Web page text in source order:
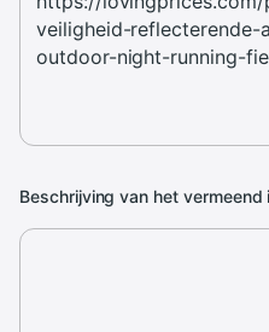
Beschrijving van het